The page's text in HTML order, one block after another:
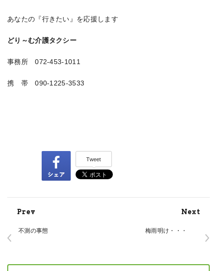
あなたの『行きたい』を応援します
どり～む介護タクシー
事務所 072-453-1011
携 帯 090-1225-3533
Tweet
梅雨明け・・・
Next
不測の事態
Prev